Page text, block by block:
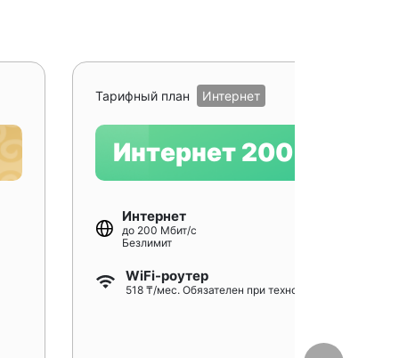
Тарифный план Интернет
Интернет 200
Интернет
до 200 Мбит/с
Безлимит
WiFi-роутер
518 ₸/мес. Обязателен при технологии GPON